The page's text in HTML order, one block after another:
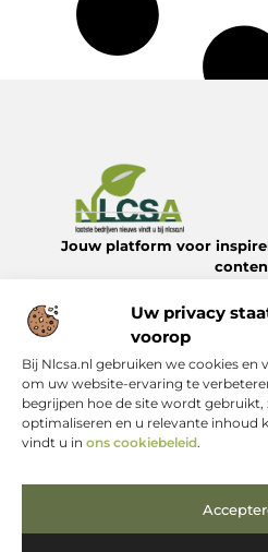
Uw privacy
voorop
Bij Nlcsa.nl gebruiken we cookies en
om uw website-ervaring te
begrijpen hoe de site wordt gebruikt,
optimaliseren en u relevante inhoud
vindt u in ons cookiebeleid.
Jouw platform voor
dagelijks leven – van
Onze informatie
Bericht categorie